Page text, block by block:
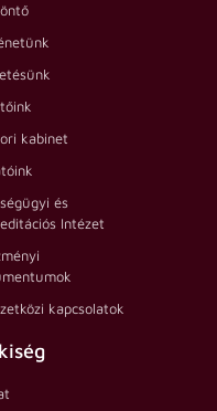
kabinet
és
Intézet
kapcsolatok